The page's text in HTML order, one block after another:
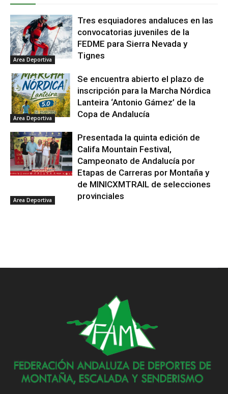
Area Deportiva
Tres esquiadores andaluces en las
convocatorias juveniles de la
FEDME para Sierra Nevada y
Tignes
Area Deportiva
Se encuentra abierto el plazo de
inscripción para la Marcha Nórdica
Lanteira ‘Antonio Gámez’ de la
Copa de Andalucía
Area Deportiva
Presentada la quinta edición de
Califa Mountain Festival,
Campeonato de Andalucía por
Etapas de Carreras por Montaña y
de MINICXMTRAIL de selecciones
provinciales